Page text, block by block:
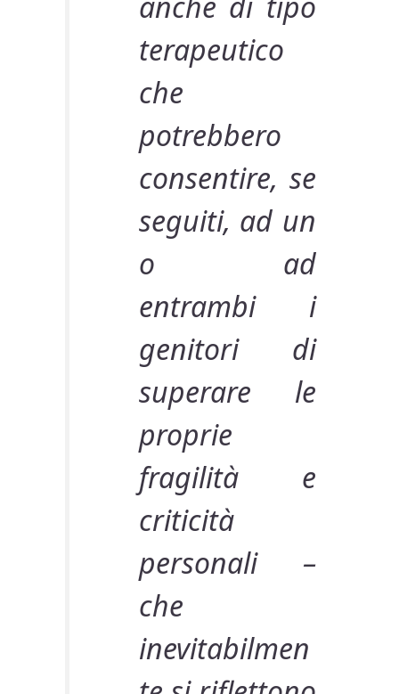
terapeutico
che
potrebbero
consentire, se
seguiti, ad un
o ad
entrambi i
genitori di
superare le
proprie
fragilità e
criticità
personali –
che
inevitabilmen